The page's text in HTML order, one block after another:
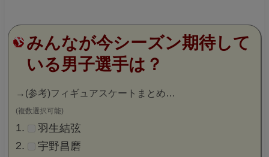
みんなが今シーズン期待して
いる男子選手は？
→ (参考)フィギュアスケートまとめ…
(複数選択可能)
羽生結弦
宇野昌磨